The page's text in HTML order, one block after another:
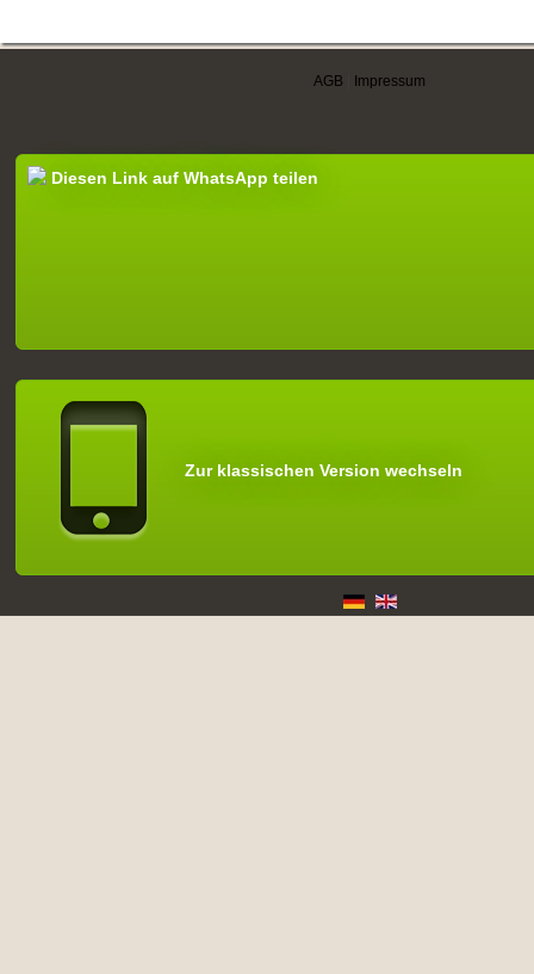
AGB Impressum
Diesen Link auf WhatsApp teilen
Zur klassischen Version wechseln